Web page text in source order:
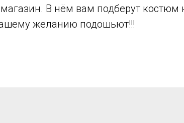
магазин. В нём вам подберут костюм
желанию подошьют!!!